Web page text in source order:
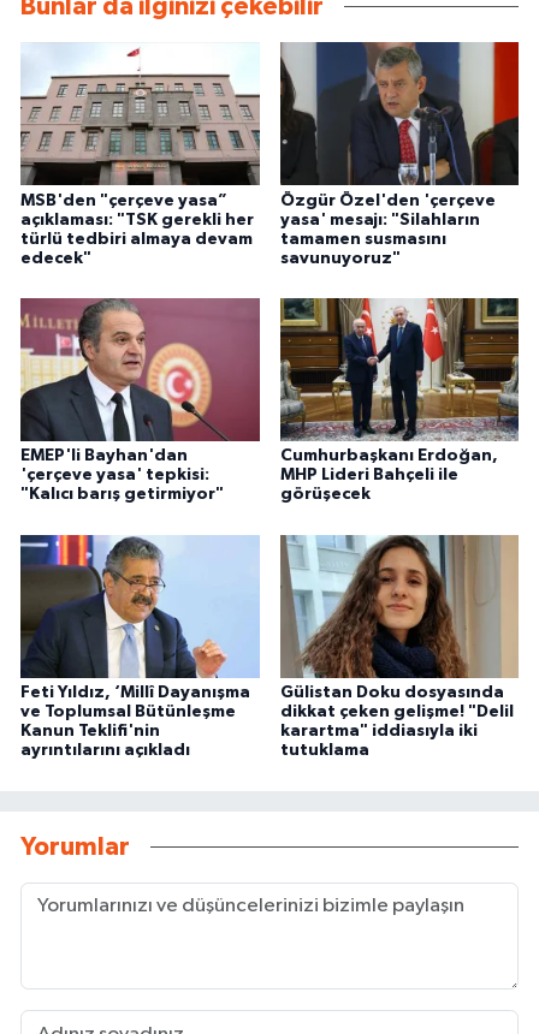
Bunlar da ilginizi çekebilir
MSB'den "çerçeve yasa”
açıklaması: "TSK gerekli her
türlü tedbiri almaya devam
edecek"
Özgür Özel'den 'çerçeve
yasa' mesajı: "Silahların
tamamen susmasını
savunuyoruz"
EMEP'li Bayhan'dan
'çerçeve yasa' tepkisi:
"Kalıcı barış getirmiyor"
Cumhurbaşkanı Erdoğan,
MHP Lideri Bahçeli ile
görüşecek
Feti Yıldız, ‘Millî Dayanışma
ve Toplumsal Bütünleşme
Kanun Teklifi'nin
ayrıntılarını açıkladı
Gülistan Doku dosyasında
dikkat çeken gelişme! "Delil
karartma" iddiasıyla iki
tutuklama
Yorumlar